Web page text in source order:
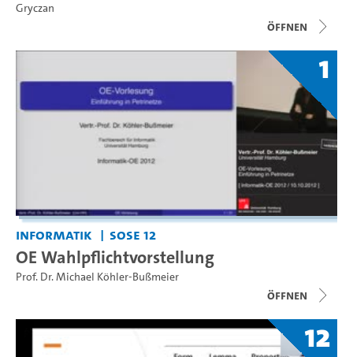
Gryczan
Öffnen
1
Informatik SoSe 12
OE Wahlpflichtvorstellung
Prof. Dr. Michael Köhler-Bußmeier
Öffnen
12